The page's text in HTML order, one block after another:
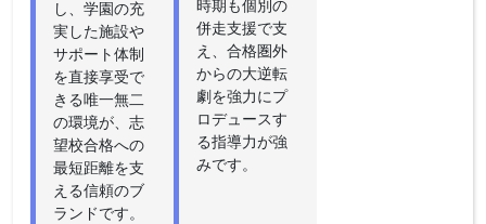
し、学園の充
実した施設や
サポート体制
を直接享受で
きる唯一無二
の環境が、志
望校合格への
最短距離を支
える信頼のブ
ランドです。
時期も個別の
併走支援で支
え、合格圏外
からの大逆転
劇を強力にプ
ロデュースす
る指導力が強
みです。